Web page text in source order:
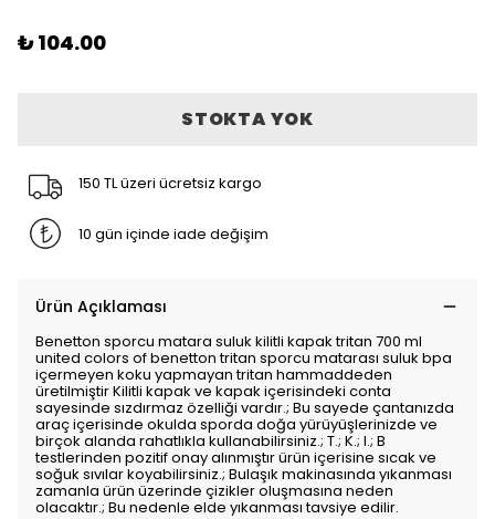
₺ 104.00
STOKTA YOK
150 TL üzeri ücretsiz kargo
10 gün içinde iade değişim
Ürün Açıklaması
Benetton sporcu matara suluk kilitli kapak tritan 700 ml
united colors of benetton tritan sporcu matarası suluk bpa
içermeyen koku yapmayan tritan hammaddeden
üretilmiştir Kilitli kapak ve kapak içerisindeki conta
sayesinde sızdırmaz özelliği vardır.; Bu sayede çantanızda
araç içerisinde okulda sporda doğa yürüyüşlerinizde ve
birçok alanda rahatlıkla kullanabilirsiniz.; T.; K.; I.; B
testlerinden pozitif onay alınmıştır ürün içerisine sıcak ve
soğuk sıvılar koyabilirsiniz.; Bulaşık makinasında yıkanması
zamanla ürün üzerinde çizikler oluşmasına neden
olacaktır.; Bu nedenle elde yıkanması tavsiye edilir.